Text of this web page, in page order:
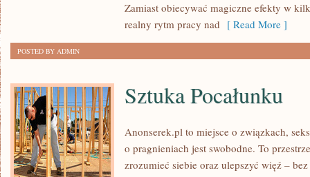
Zamiast obiecywać magiczne efekty w
realny rytm pracy nad [ Read More ]
POSTED BY ADMIN
Sztuka Pocałunku
Anonserek.pl to miejsce o związkach,
o pragnieniach jest swobodne. To
zrozumieć siebie oraz ulepszyć więź –